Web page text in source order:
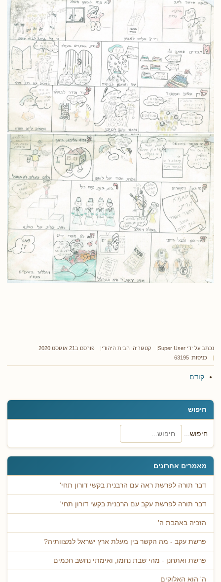
חיפוש
חיפוש...
מאמרים אחרונים
דבר תורה לפרשת ראה עם הרבנית בקשי דורון תחי'
דבר תורה לפרשת עקב עם הרבנית בקשי דורון תחי'
הזכיה באהבת ה'
פרשת עקב - מה הקשר בין מעלת ארץ ישראל למצוותיה?
פרשת ואתחנן - מהי שבת נחמו, ואימתי נחשב חכמים
ה' הוא האלוקים
נכתב על ידי Super User קטגוריה: הבית היהודי
פורסם ב21 אוגוסט 2020
כניסות: 63195
קודם